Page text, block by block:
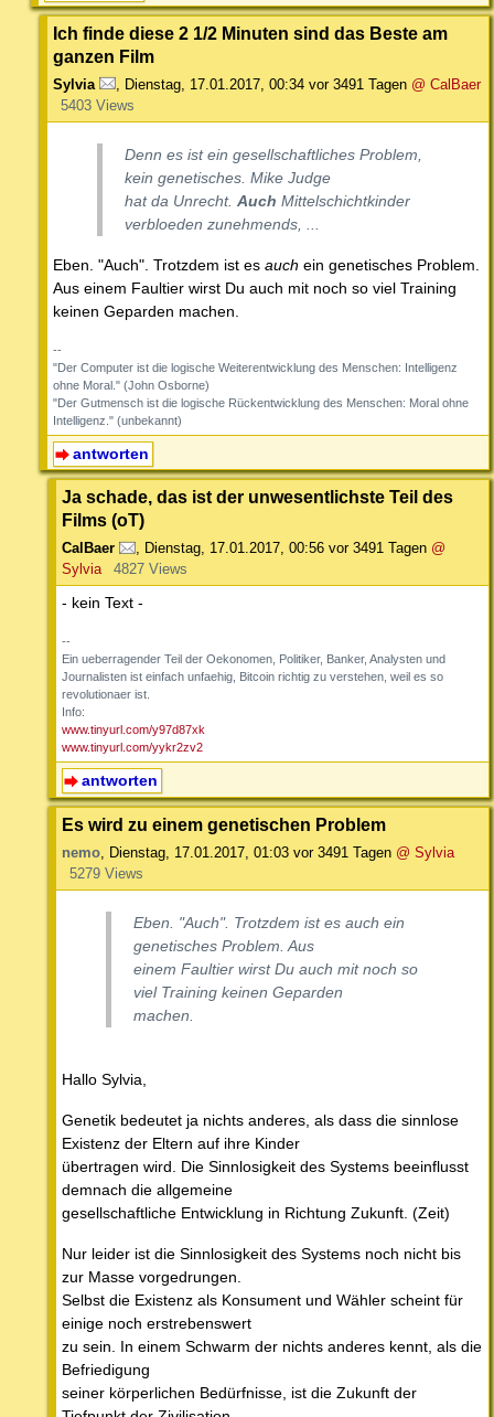
Ich finde diese 2 1/2 Minuten sind das Beste am
ganzen Film
Sylvia Dienstag, 17.01.2017, 00:34 vor 3491 Tagen @ CalBaer
5403 Views
Denn es ist ein gesellschaftliches Problem,
kein genetisches. Mike Judge
hat da Unrecht. Auch Mittelschichtkinder
verbloeden zunehmends, ...
Eben. "Auch". Trotzdem ist es auch ein genetisches Problem.
Aus einem Faultier wirst Du auch mit noch so viel Training
keinen Geparden machen.
--
"Der Computer ist die logische Weiterentwicklung des Menschen: Intelligenz
ohne Moral." (John Osborne)
"Der Gutmensch ist die logische Rückentwicklung des Menschen: Moral ohne
Intelligenz." (unbekannt)
antworten
Ja schade, das ist der unwesentlichste Teil des
Films (oT)
CalBaer , Dienstag, 17.01.2017, 00:56 vor 3491 Tagen @
Sylvia
4827 Views
- kein Text -
--
Ein ueberragender Teil der Oekonomen, Politiker, Banker, Analysten und
Journalisten ist einfach unfaehig, Bitcoin richtig zu verstehen, weil es so
revolutionaer ist.
Info:
www.tinyurl.com/y97d87xk
www.tinyurl.com/yykr2zv2
antworten
Es wird zu einem genetischen Problem
nemo, Dienstag, 17.01.2017, 01:03 vor 3491 Tagen @ Sylvia
5279 Views
Eben. "Auch". Trotzdem ist es auch ein
genetisches Problem. Aus
einem Faultier wirst Du auch mit noch so
viel Training keinen Geparden
machen.
Hallo Sylvia,
Genetik bedeutet ja nichts anderes, als dass die sinnlose
Existenz der Eltern auf ihre Kinder
übertragen wird. Die Sinnlosigkeit des Systems beeinflusst
demnach die allgemeine
gesellschaftliche Entwicklung in Richtung Zukunft. (Zeit)
Nur leider ist die Sinnlosigkeit des Systems noch nicht bis
zur Masse vorgedrungen.
Selbst die Existenz als Konsument und Wähler scheint für
einige noch erstrebenswert
zu sein. In einem Schwarm der nichts anderes kennt, als die
Befriedigung
seiner körperlichen Bedürfnisse, ist die Zukunft der